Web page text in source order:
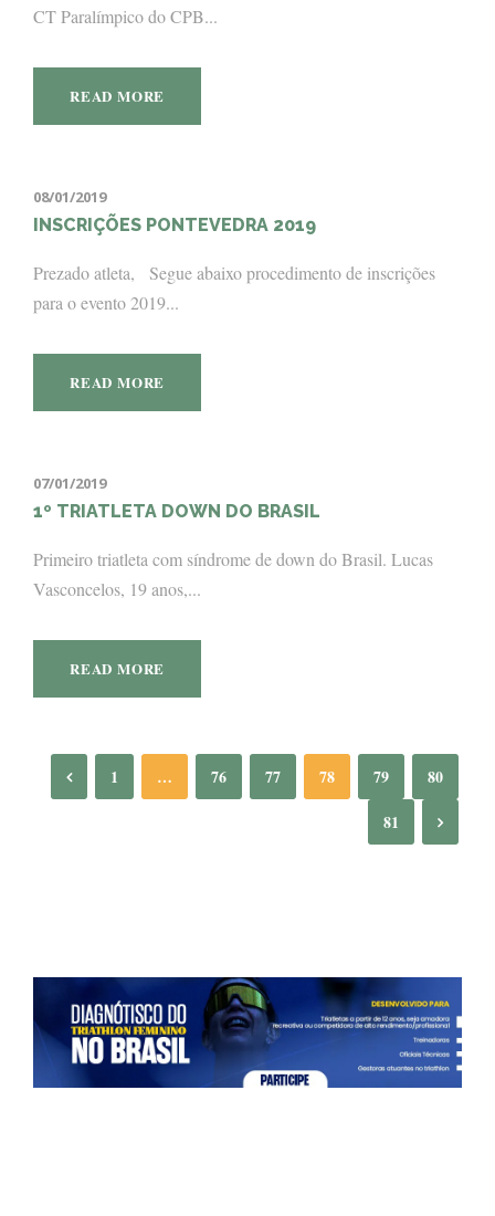
CT Paralímpico do CPB...
READ MORE
08/01/2019
INSCRIÇÕES PONTEVEDRA 2019
Prezado atleta, Segue abaixo procedimento de inscrições
para o evento 2019...
READ MORE
07/01/2019
1º TRIATLETA DOWN DO BRASIL
Primeiro triatleta com síndrome de down do Brasil. Lucas
Vasconcelos, 19 anos,...
READ MORE
1 … 76 77 78 79
80
81